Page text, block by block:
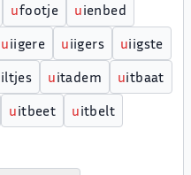
ufootje uienbed
uiigere uiigers uiigste
iltjes uitadem uitbaat
uitbeet uitbelt